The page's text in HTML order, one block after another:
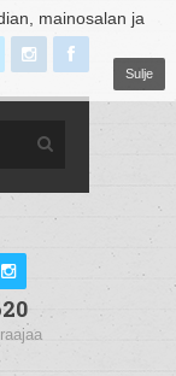
mainosalan ja
Sulje